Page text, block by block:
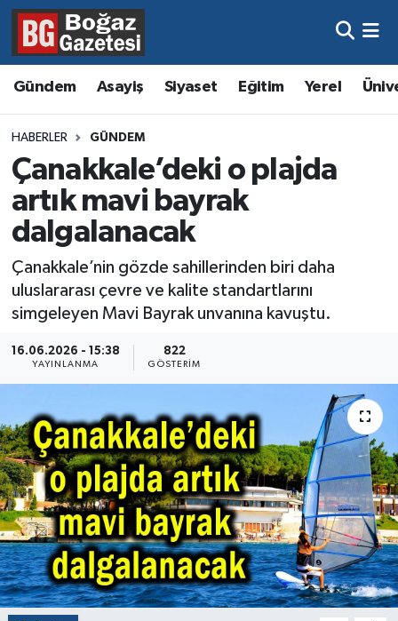
Gündem Asayiş Siyaset Eğitim Yerel
HABERLER GÜNDEM
Çanakkale’deki o plajda
artık mavi bayrak
dalgalanacak
Çanakkale’nin gözde sahillerinden biri daha
uluslararası çevre ve kalite standartlarını
simgeleyen Mavi Bayrak unvanına kavuştu.
16.06.2026 - 15:38
YAYINLANMA
822
GÖSTERIM
Asayiş
Eğitim
Ekonomi
Gündem
Kültür ve Sanat
Magazin
Sağlık
Hava Durumu
Trafik Durumu
Süper Lig Puan Durumu ve Fikstür
Tüm Manşetler
Son Dakika Haberleri
Haber Arşivi